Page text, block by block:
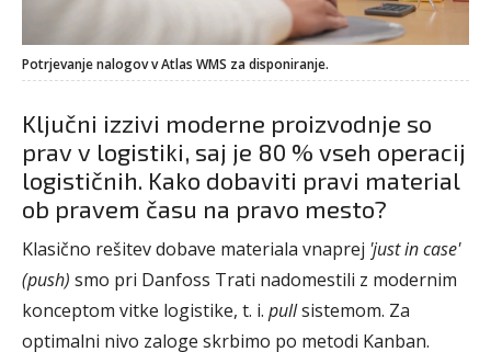
Potrjevanje nalogov v Atlas WMS za disponiranje.
Ključni izzivi moderne proizvodnje so
prav v logistiki, saj je 80 % vseh operacij
logističnih. Kako dobaviti pravi material
ob pravem času na pravo mesto?
Klasično rešitev dobave materiala vnaprej 'just in case'
(push) smo pri Danfoss Trati nadomestili z modernim
konceptom vitke logistike, t. i. pullsistemom. Za
optimalni nivo zaloge skrbimo po metodi Kanban.